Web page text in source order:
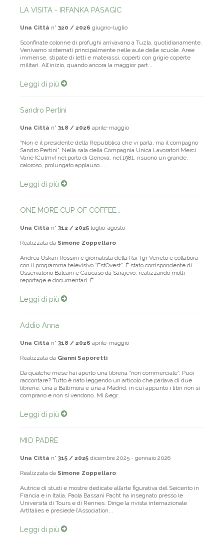
LA VISITA - IRFANKA PASAGIC
Una Città n° 320 / 2026 giugno-luglio
Sconfinate colonne di profughi arrivavano a Tuzla, quotidianamente.
Venivamo sistemati principalmente nelle aule delle scuole. Aree
immense, stipate di letti e materassi, coperti con grigie coperte
militari. All’inizio, quando ancora la maggior part...
Leggi di più
Sandro Pertini
Una Città n° 318 / 2026 aprile-maggio
“Non è il presidente della Repubblica che vi parla, ma il compagno
Sandro Pertini”. Nella sala della Compagnia Unica Lavoratori Merci
Varie (Culmv) nel porto di Genova, nel 1981, risuonò un grande,
caloroso, prolungato applauso. ...
Leggi di più
ONE MORE CUP OF COFFEE...
Una Città n° 312 / 2025 luglio-agosto
Realizzata da Simone Zoppellaro
Andrea Oskari Rossini è giornalista della Rai Tgr Veneto e collabora
con il programma televisivo “EstOvest”. È stato corrispondente di
Osservatorio Balcani e Caucaso da Sarajevo, realizzando molti
reportage e documentari. È...
Leggi di più
Addio Anna
Una Città n° 318 / 2026 aprile-maggio
Realizzata da Gianni Saporetti
Da qualche mese hai aperto una libreria “non commerciale”. Puoi
raccontare? Tutto è nato leggendo un articolo che parlava di due
librerie, una a Baltimora e una a Madrid, in cui appunto i libri non si
comprano e non si vendono. Mi &egr...
Leggi di più
MIO PADRE
Una Città n° 315 / 2025 dicembre 2025 - gennaio 2026
Realizzata da Simone Zoppellaro
Autrice di studi e mostre dedicate all’arte figurativa del Seicento in
Francia e in Italia, Paola Bassani Pacht ha insegnato presso le
Università di Tours e di Rennes. Dirige la rivista internazionale
ArtItalies e presiede l’Association...
Leggi di più